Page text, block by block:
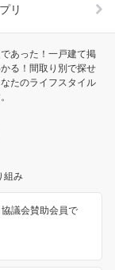
リ
あった！一戸建て掲
る！間取り別で探せ
たのライフスタイル
組み
議会賛助会員で